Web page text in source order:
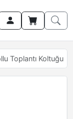
Toplantı Koltuğu